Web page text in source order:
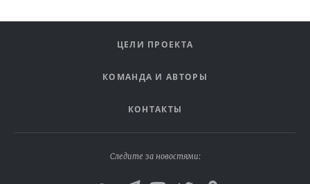
ЦЕЛИ ПРОЕКТА
КОМАНДА И АВТОРЫ
КОНТАКТЫ
Следите за новостями: